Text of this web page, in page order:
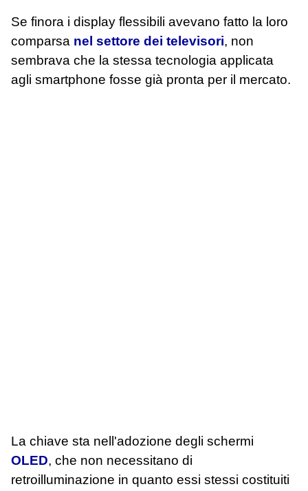
Se finora i display flessibili avevano fatto la loro
comparsa nel settore dei televisori, non
sembrava che la stessa tecnologia applicata
agli smartphone fosse già pronta per il mercato.
La chiave sta nell'adozione degli schermi
OLED, che non necessitano di
retroilluminazione in quanto essi stessi costituiti